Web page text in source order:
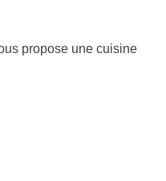
propose une cuisine